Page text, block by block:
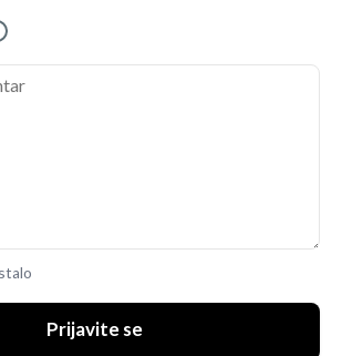
Prijavite se